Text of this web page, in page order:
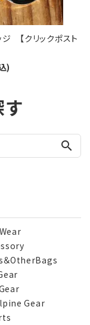
【クリックポスト
)
search
OtherBags
Gear